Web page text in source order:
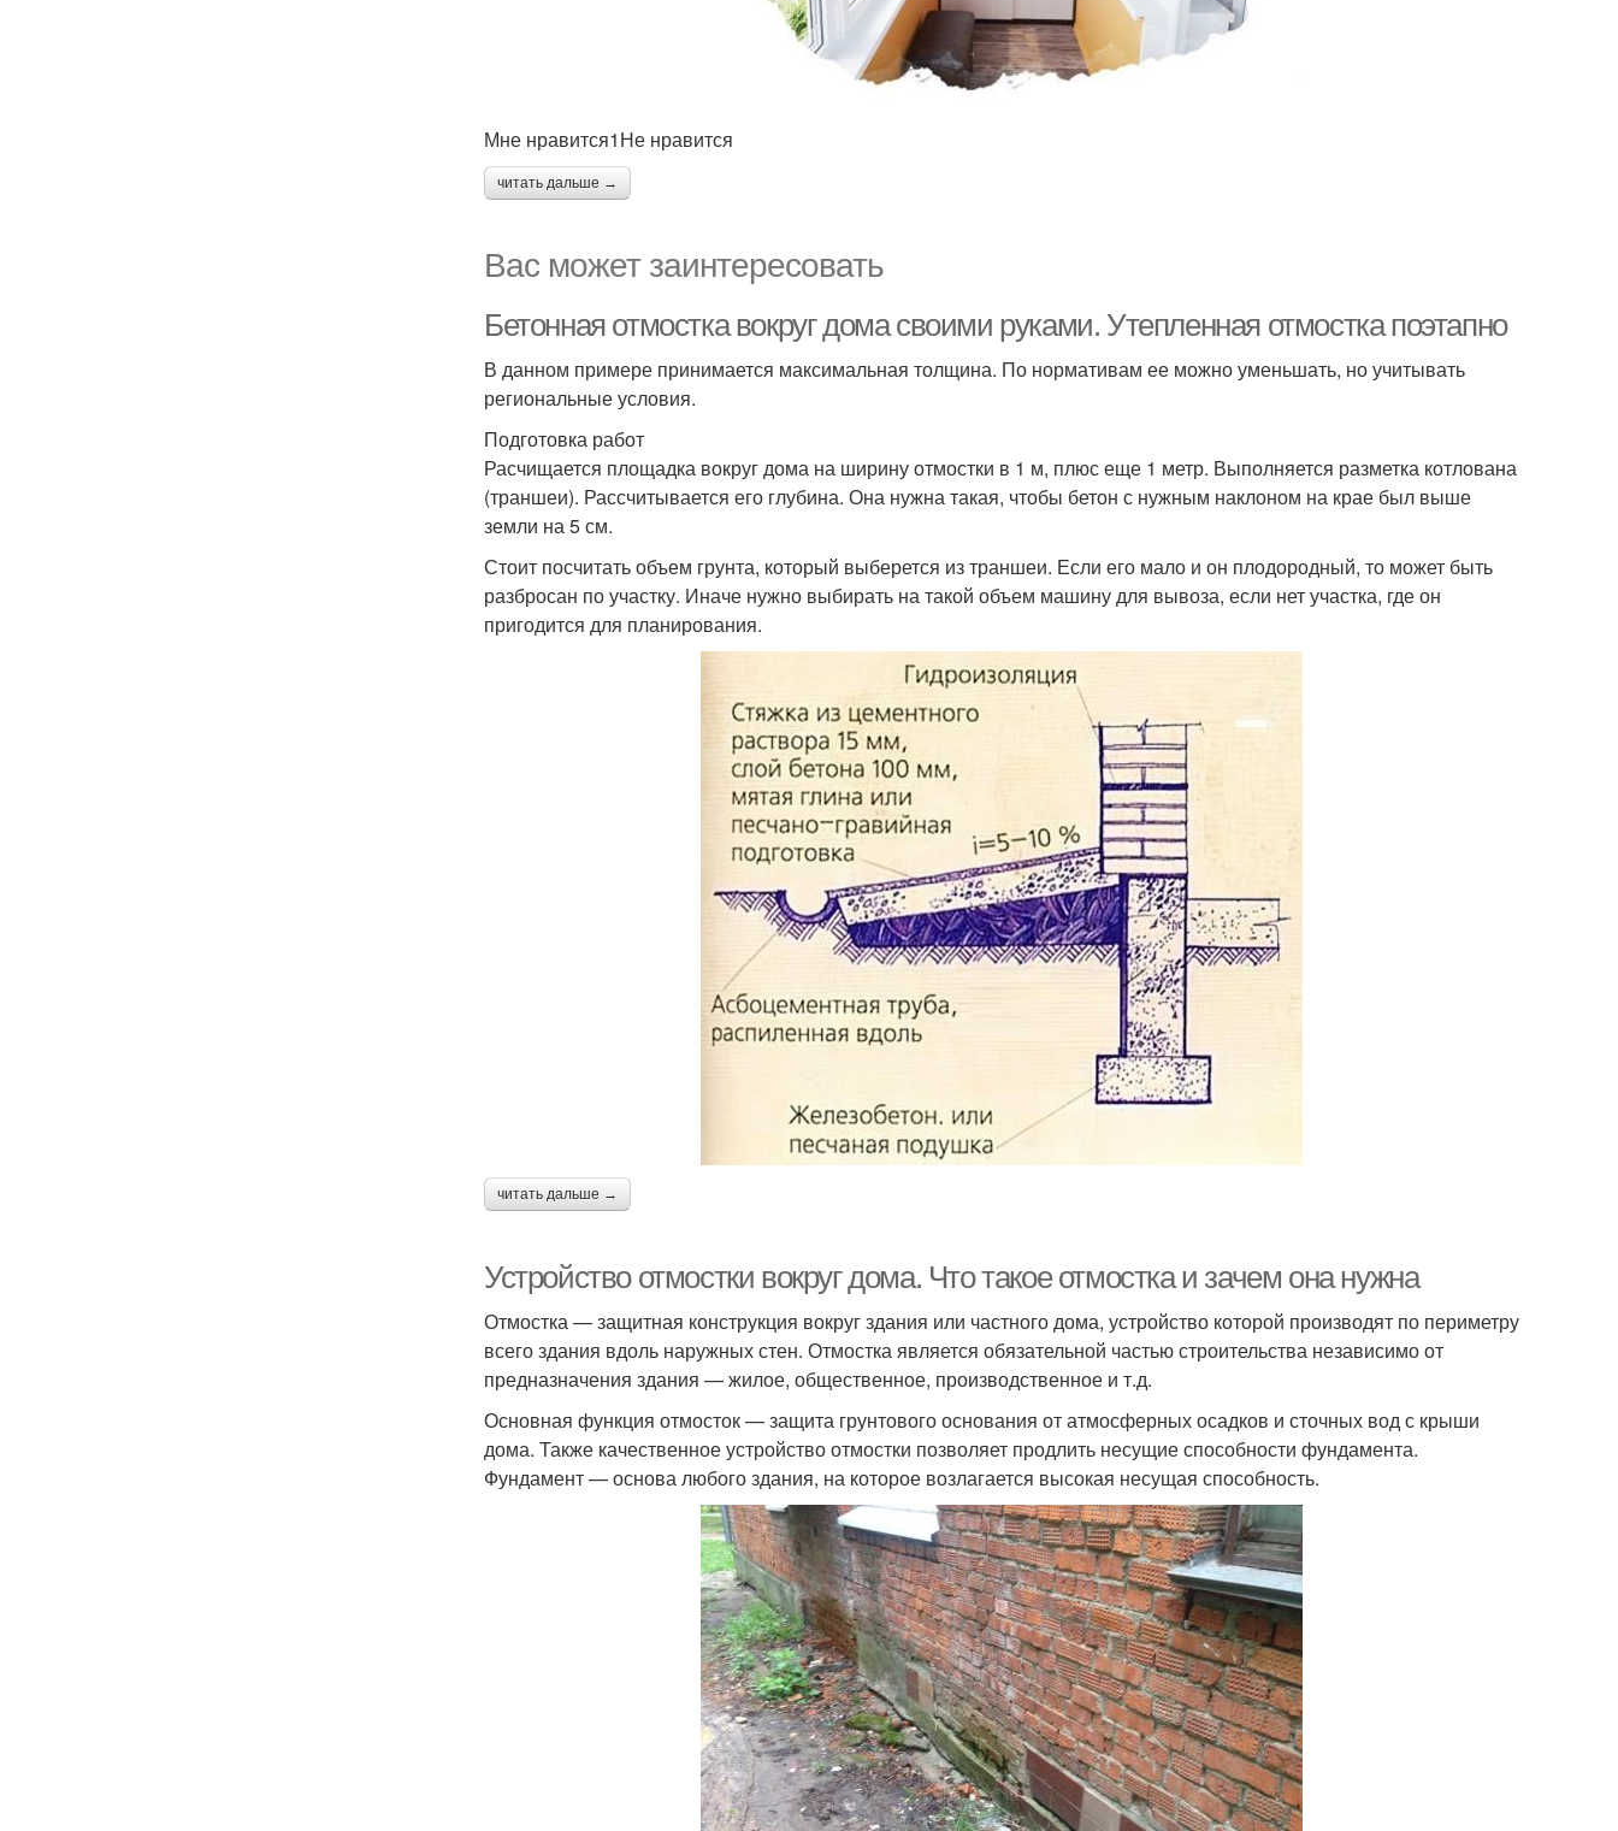
Мне нравится1Не нравится
читать дальше →
Вас может заинтересовать
Бетонная отмостка вокруг дома своими руками. Утепленная отмостка поэтапно
В данном примере принимается максимальная толщина. По нормативам ее можно уменьшать, но учитывать
региональные условия.
Подготовка работ
Расчищается площадка вокруг дома на ширину отмостки в 1 м, плюс еще 1 метр. Выполняется разметка котлована
(траншеи). Рассчитывается его глубина. Она нужна такая, чтобы бетон с нужным наклоном на крае был выше
земли на 5 см.
Стоит посчитать объем грунта, который выберется из траншеи. Если его мало и он плодородный, то может быть
разбросан по участку. Иначе нужно выбирать на такой объем машину для вывоза, если нет участка, где он
пригодится для планирования.
читать дальше →
Устройство отмостки вокруг дома. Что такое отмостка и зачем она нужна
Отмостка — защитная конструкция вокруг здания или частного дома, устройство которой производят по периметру
всего здания вдоль наружных стен. Отмостка является обязательной частью строительства независимо от
предназначения здания — жилое, общественное, производственное и т.д.
Основная функция отмосток — защита грунтового основания от атмосферных осадков и сточных вод с крыши
дома. Также качественное устройство отмостки позволяет продлить несущие способности фундамента.
Фундамент — основа любого здания, на которое возлагается высокая несущая способность.